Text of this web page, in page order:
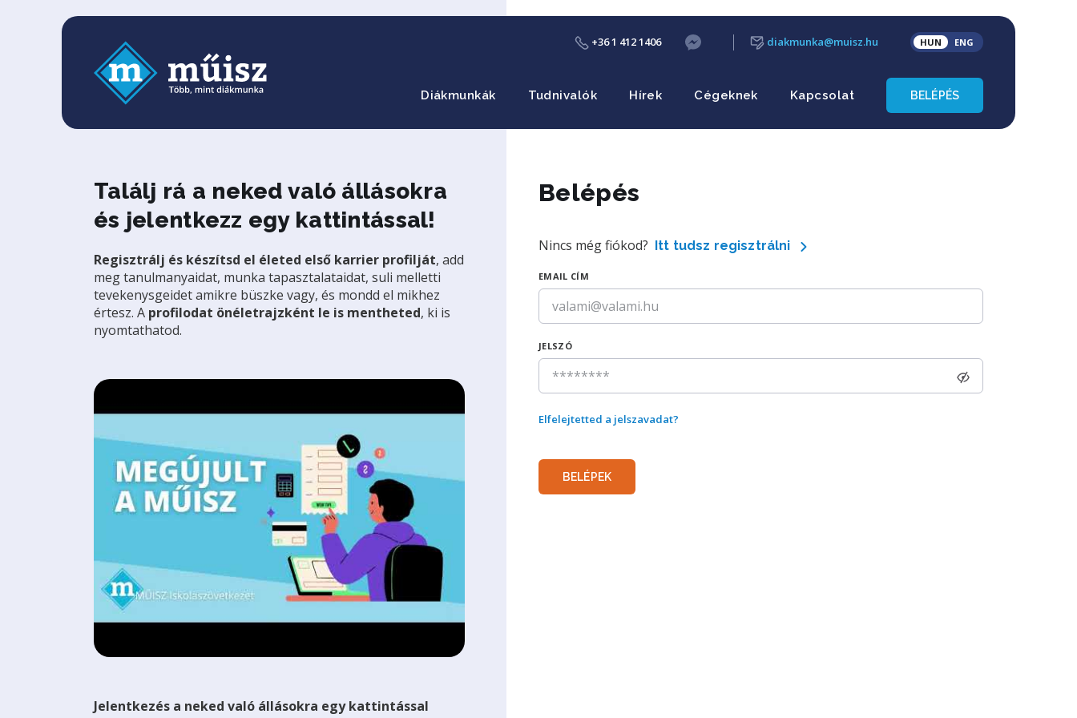
+36 1 412 1406 diakmunka@muisz.hu HUN ENG
Diákmunkák Tudnivalók Hírek Cégeknek Kapcsolat BELÉPÉS
Találj rá a neked való állásokra
és jelentkezz egy kattintással!
Regisztrálj és készítsd el életed első karrier profilját, add
meg tanulmanyaidat, munka tapasztalataidat, suli melletti
tevekenysgeidet amikre büszke vagy, és mondd el mikhez
értesz. A profilodat önéletrajzként le is mentheted, ki is
nyomtathatod.
Jelentkezés a neked való állásokra egy kattintással
Belépés
Nincs még fiókod? Itt tudsz regisztrálni
EMAIL CÍM
JELSZÓ
Elfelejtetted a jelszavadat?
BELÉPEK